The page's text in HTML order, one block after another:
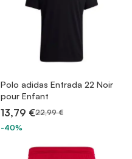
Polo adidas Entrada 22 Noir
pour Enfant
13,79 €22,99 €
-40%